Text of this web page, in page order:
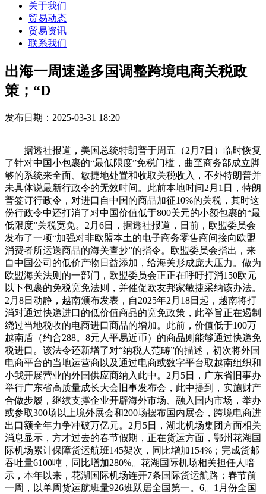
关于我们
贸易动态
贸易资讯
联系我们
出海一周速递多国调整跨境电商关税政
策；“D
发布日期：2025-03-31 18:20
据透社报道，美国总统特朗普于周五（2月7日）临时恢复
了针对中国小包裹的“最低限度”免税门槛，曲至商务部成立脚
够的系统来全面、敏捷地处置和收取关税收入，不外特朗普并
未具体说最新行政令的无效时间。此前本地时间2月1日，特朗
普签订行政令，对进口自中国的商品加征10%的关税，其时这
份行政令中还打消了对中国价值低于800美元的小额包裹的“最
低限度”关税宽免。2月6日，据透社报道，日前，欧盟委员会
发布了一项“加强对非欧盟本土的电子商务零售商间接向欧盟
消费者所运送商品的海关查抄”的指令。欧盟委员会指出，来
自中国公司的低价产物日益添加，给海关形成庞大压力。做为
欧盟海关法则的一部门，欧盟委员会正正在呼吁打消150欧元
以下包裹的免税宽免法则，并催促欧友邦家敏捷采纳该办法。
2月8日动静，越南颁布发表，自2025年2月18日起，越南将打
消对通过快递进口的低价值商品的宽免政策，此举旨正在遏制
绕过当地税收的电商进口商品的增加。此前，价值低于100万
越南盾（约合288。8元人平易近币）的商品则能够通过快递免
税进口。该法令还新增了对“纳税人范畴”的描述，初次将外国
电商平台的当地运营商以及通过电商或数字平台取越南组织和
小我开展营业的外国供应商纳入此中。2月5日，广东省旧事办
举行广东省高质量成长大会旧事发布会，此中提到，实施财产
合做步履，继续支撑企业开辟海外市场、融入国内市场，举办
或参取300场以上境外展会和200场摆布国内展会，跨境电商进
出口额全年力争冲破万亿元。2月5日，湖北机场集团方面相关
消息显示，方才过去的春节假期，正在货运方面，鄂州花湖国
际机场累计保障货运航班145架次，同比增加154%；完成货邮
吞吐量6100吨，同比增加280%。花湖国际机场相关担任人暗
示，本年以来，花湖国际机场连开7条国际货运航路；春节前
一周，以单周货运航班量926班跃居全国第一。6。1月份全国